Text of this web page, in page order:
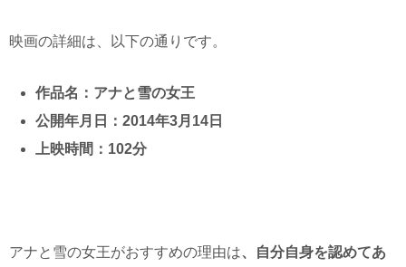
映画の詳細は、以下の通りです。
作品名：アナと雪の女王
公開年月日：2014年3月14日
上映時間：102分
アナと雪の女王がおすすめの理由は、自分自身を認めてあ